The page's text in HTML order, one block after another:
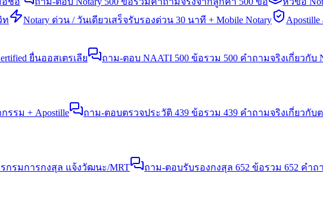
ท Notary ด่วน / วันเดียวเสร็จรับรองด่วน 30 นาที + Mobile Notary Apostille
ยื่นออสเตรเลีย ถาม-ตอบ NAATI 500 ข้อรวม 500 คำถามจริงเกี่ยวกับ
รม + Apostille ถาม-ตอบตรวจประวัติ 439 ข้อรวม 439 คำถามจริงเกี่ยวกับ
รกรมการกงสุล แจ้งวัฒนะ/MRT ถาม-ตอบรับรองกงสุล 652 ข้อรวม 652 คำถ